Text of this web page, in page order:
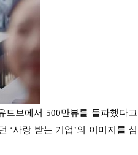
트브에서 500만뷰를 돌파했다고
‘사랑 받는 기업’의 이미지를 심